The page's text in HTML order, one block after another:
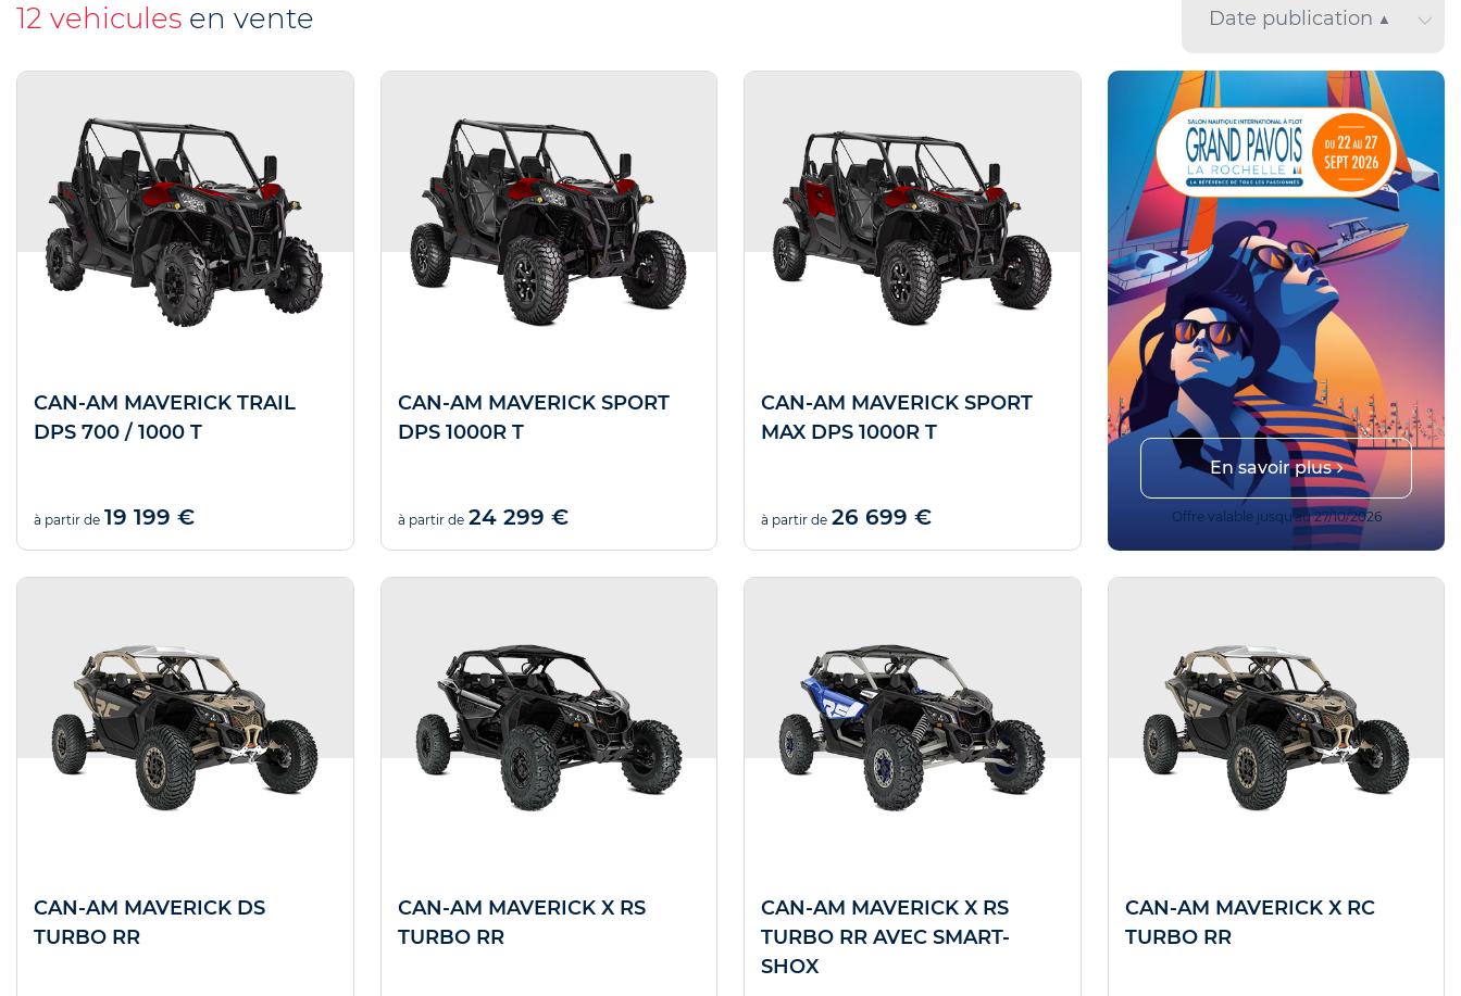
12 vehicules en vente
CAN-AM MAVERICK TRAIL
DPS 700 / 1000 T
à partir de 19 199 €
CAN-AM MAVERICK SPORT
DPS 1000R T
à partir de 24 299 €
CAN-AM MAVERICK SPORT
MAX DPS 1000R T
à partir de 26 699 €
Offre valable jusqu'au 14/08/2026
En savoir plus
Offre valable jusqu'au 27/10/2026
CAN-AM MAVERICK DS
TURBO RR
CAN-AM MAVERICK X RS
TURBO RR
CAN-AM MAVERICK X RS
TURBO RR AVEC SMART-
SHOX
CAN-AM MAVERICK X RC
TURBO RR